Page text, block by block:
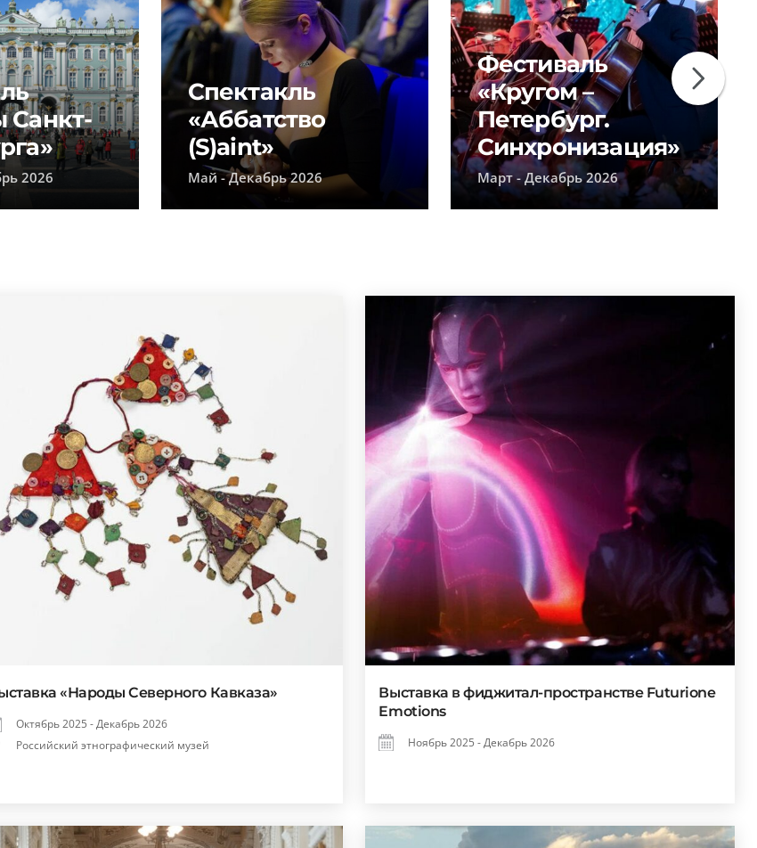
Санкт-
2026
Спектакль
«Аббатство
(S)aint»
Май - Декабрь 2026
Фестиваль
«Кругом –
Петербург.
Синхронизация»
Март - Декабрь 2026
«Народы Северного Кавказа»
Октябрь 2025 - Декабрь 2026
Российский этнографический музей
Выставка в фиджитал-пространстве Futurione
Emotions
Ноябрь 2025 - Декабрь 2026